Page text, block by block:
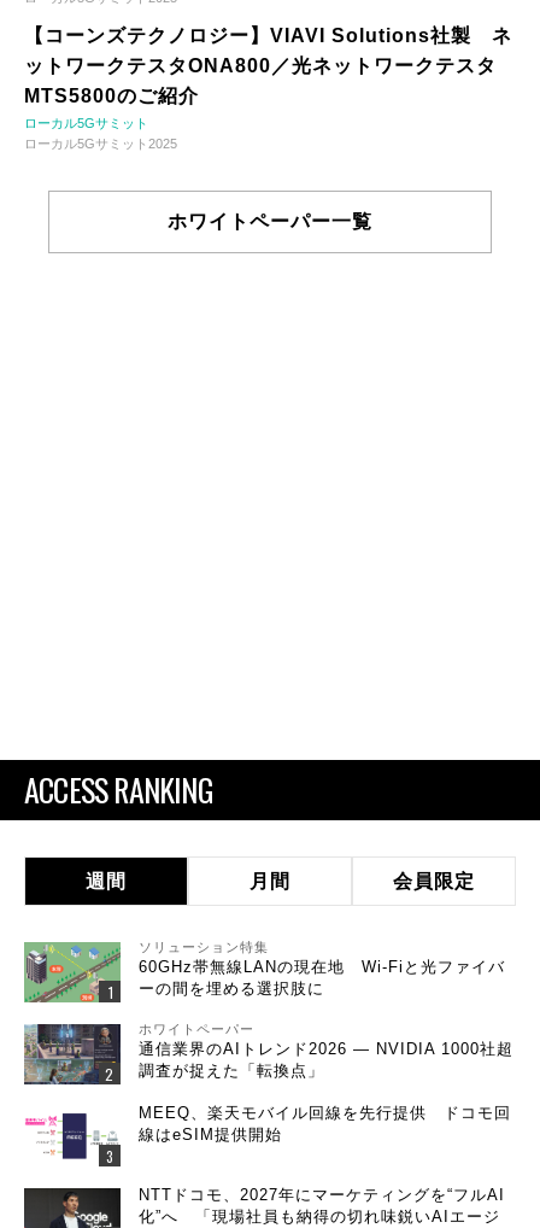
【コーンズテクノロジー】VIAVI Solutions社製 ネ
ットワークテスタONA800／光ネットワークテスタ
MTS5800のご紹介
ローカル5Gサミット
ローカル5Gサミット2025
ホワイトペーパー一覧
ACCESS RANKING
週間 月間 会員限定
ソリューション特集
60GHz帯無線LANの現在地 Wi-Fiと光ファイバ
ーの間を埋める選択肢に
ホワイトペーパー
通信業界のAIトレンド2026 ― NVIDIA 1000社超
調査が捉えた「転換点」
MEEQ、楽天モバイル回線を先行提供 ドコモ回
線はeSIM提供開始
NTTドコモ、2027年にマーケティングを“フルAI
化”へ 「現場社員も納得の切れ味鋭いAIエージ